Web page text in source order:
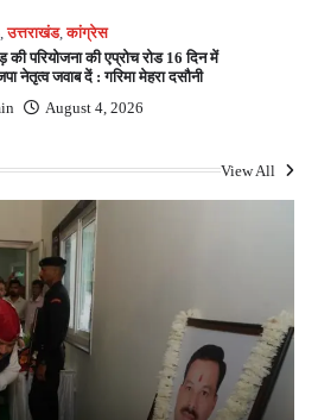
,उत्तराखंड,कांग्रेस
की परियोजना की एप्रोच रोड 16 दिन में
नेतृत्व जवाब दें : गरिमा मेहरा दसौनी
August 4, 2026
View All